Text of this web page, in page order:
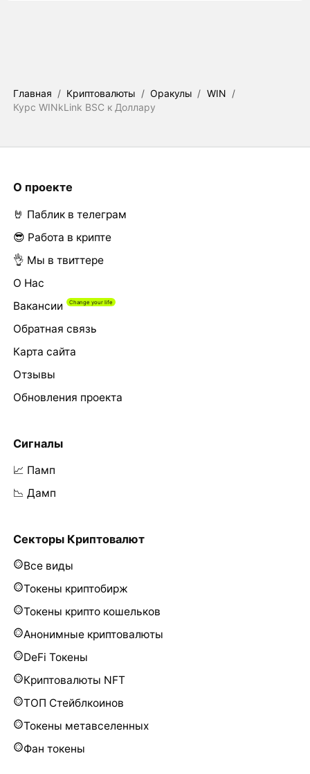
Главная / Криптовалюты / Оракулы / WIN /
Курс WINkLink BSC к Доллару
О проекте
🤘 Паблик в телеграм
😎 Работа в крипте
👌 Мы в твиттере
О Нас
Вакансии
Обратная связь
Карта сайта
Отзывы
Обновления проекта
Сигналы
📈 Памп
📉 Дамп
Секторы Криптовалют
Все виды
Токены криптобирж
Токены крипто кошельков
Анонимные криптовалюты
DeFi Токены
Криптовалюты NFT
ТОП Стейблкоинов
Токены метавселенных
Фан токены